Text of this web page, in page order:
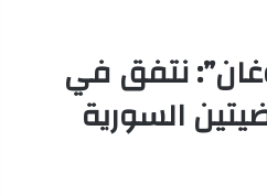
نتفق في
السورية